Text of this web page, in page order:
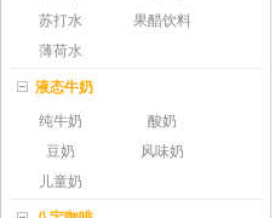
苏打水
果醋饮料
薄荷水
液态牛奶
纯牛奶
酸奶
豆奶
风味奶
儿童奶